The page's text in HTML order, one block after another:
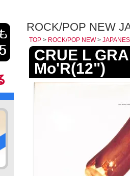
ROCK/POP NEW
TOP > ROCK/POP NEW>
CRUE L
Mo'R(12")